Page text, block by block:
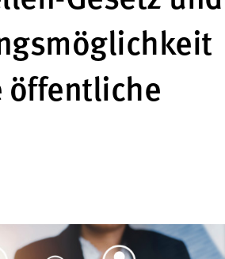
öffentliche